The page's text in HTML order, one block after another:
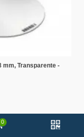
mm, Transparente -
0